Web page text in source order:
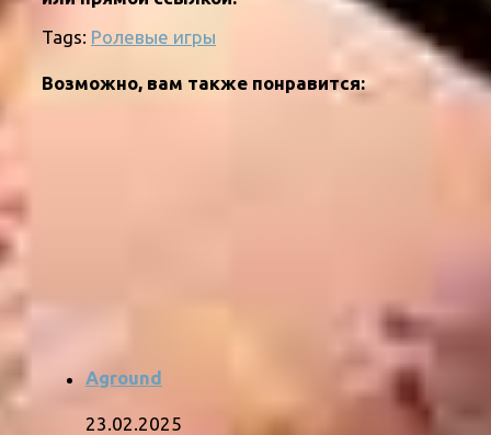
Tags: Ролевые игры
Возможно, вам также понравится:
Aground
23.02.2025